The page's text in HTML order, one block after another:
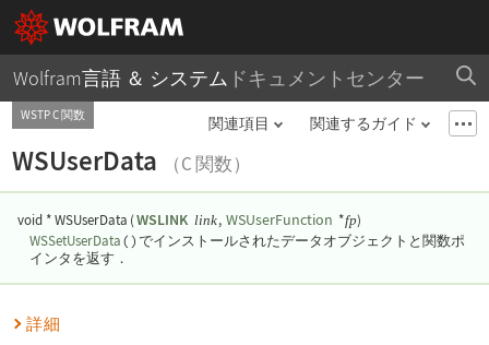
Wolfram言語 ＆ システム ドキュメントセンター
WSTP C 関数 関連項目 関連するガイド
WSUserData （C 関数）
void * WSUserData (WSLINK link, WSUserFunction *fp)
WSSetUserData () でインストールされたデータオブジェクトと関数ポ
インタを返す．
詳細